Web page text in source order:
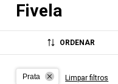
Fivela
ORDENAR
Prata Limpar filtros